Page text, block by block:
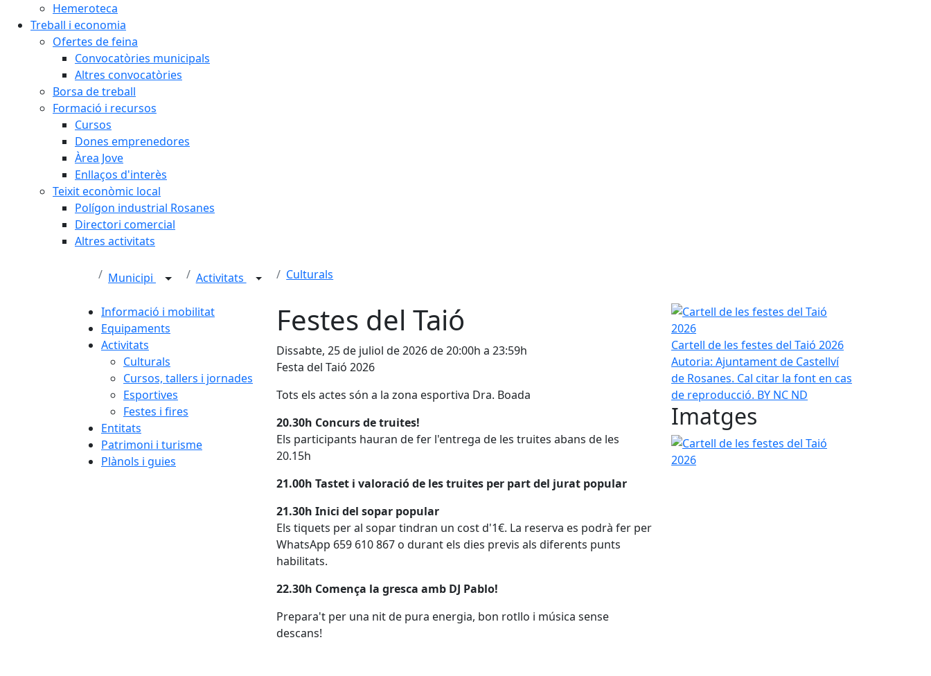
Hemeroteca
Treball i economia
Ofertes de feina
Convocatòries municipals
Altres convocatòries
Borsa de treball
Formació i recursos
Cursos
Dones emprenedores
Àrea Jove
Enllaços d'interès
Teixit econòmic local
Polígon industrial Rosanes
Directori comercial
Altres activitats
Municipi Activitats Culturals
Informació i mobilitat
Equipaments
Activitats
Culturals
Cursos, tallers i jornades
Esportives
Festes i fires
Entitats
Patrimoni i turisme
Plànols i guies
Festes del Taió
Dissabte, 25 de juliol de 2026 de 20:00h a 23:59h
Festa del Taió 2026
Tots els actes són a la zona esportiva Dra. Boada
20.30h Concurs de truites!
Els participants hauran de fer l'entrega de les truites abans de les
20.15h
21.00h Tastet i valoració de les truites per part del jurat popular
21.30h Inici del sopar popular
Els tiquets per al sopar tindran un cost d'1€. La reserva es podrà fer per
WhatsApp 659 610 867 o durant els dies previs als diferents punts
habilitats.
22.30h Comença la gresca amb DJ Pablo!
Prepara't per una nit de pura energia, bon rotllo i música sense
descans!
Cartell de les festes del Taió 2026
Cartell de les festes del Taió 2026
Autoria: Ajuntament de Castellví
de Rosanes. Cal citar la font en cas
de reproducció. BY NC ND
Imatges
Cartell de les festes del Taió 2026